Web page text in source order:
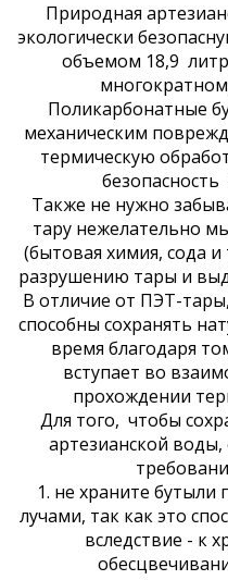
Природная
экологически
объемом 18,9
Поликарбонатные
механическим
термическую
Также не нужно
тару нежелательно
(бытовая химия, сода
разрушению тары и
В отличие от ПЭТ-
способны сохранять
время благодаря
вступает во
прохождении
Для того, чтобы
артезианской
1. не храните
лучами, так как это
вследствие - к